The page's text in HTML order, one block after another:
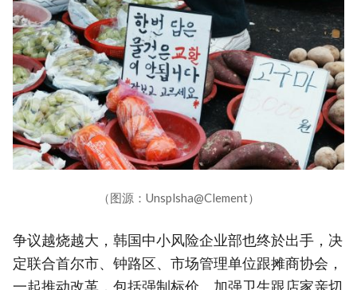
（图源：Unsplsha@Clement）
争议越烧越大，韩国中小风险企业部也终於出手，决
定联合首尔市、钟路区、市场管理单位跟摊商协会，
一起推动改革，包括强制标价、加强卫生跟店家亲切